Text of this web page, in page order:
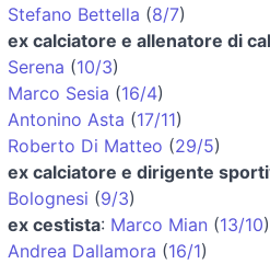
Stefano Bettella (8/7)
ex calciatore e allenatore di
Serena (10/3)
Marco Sesia (16/4)
Antonino Asta (17/11)
Roberto Di Matteo (29/5)
ex calciatore e dirigente
Bolognesi (9/3)
ex cestista: Marco Mian (13/10)
Andrea Dallamora (16/1)